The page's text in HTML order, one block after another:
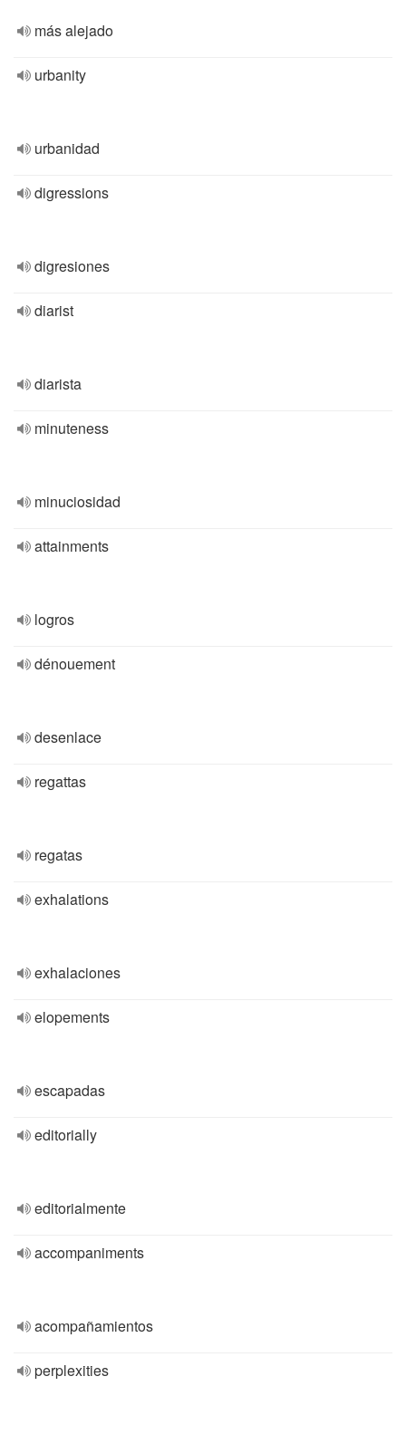
más alejado
urbanity
urbanidad
digressions
digresiones
diarist
diarista
minuteness
minuciosidad
attainments
logros
dénouement
desenlace
regattas
regatas
exhalations
exhalaciones
elopements
escapadas
editorially
editorialmente
accompaniments
acompañamientos
perplexities